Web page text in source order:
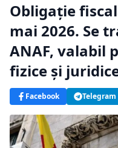
Obligație
mai 2026. Se
ANAF, valabil
fizice și
Facebook Telegram